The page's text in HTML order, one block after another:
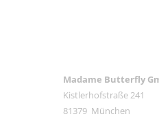
Madame Butterfly
Kistlerhofstraße 241
81379 München